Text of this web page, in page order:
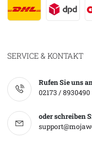
SERVICE & KONTAKT
Rufen Sie uns
02173 / 8930490
oder schreiben